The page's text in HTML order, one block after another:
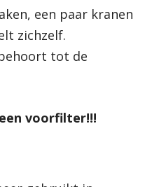
een paar kranen
zichzelf.
tot de
voorfilter!!!